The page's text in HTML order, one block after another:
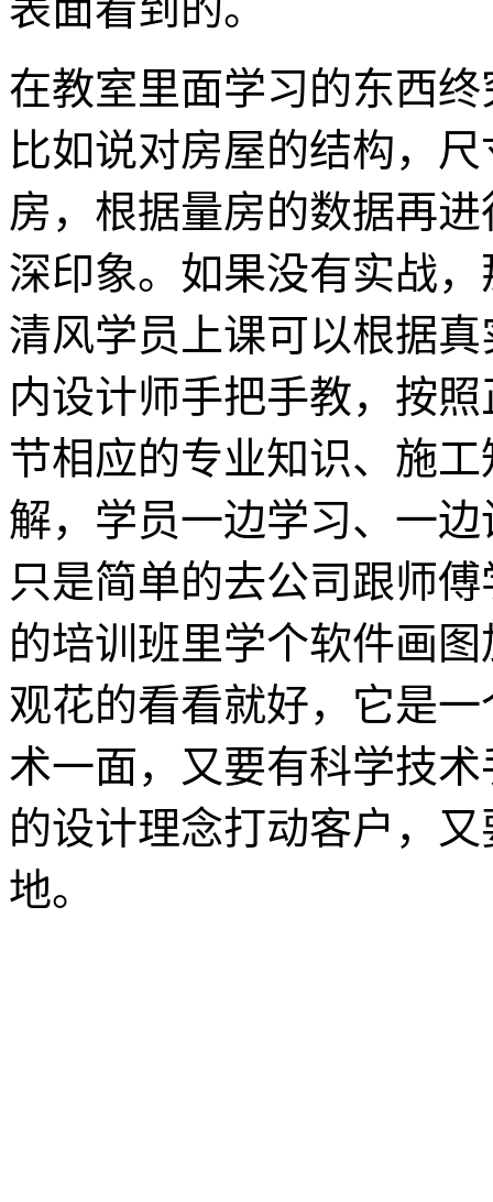
表面看到的。
在教室里面学习的东西
比如说对房屋的结构，
房，根据量房的数据再
深印象。如果没有实战
清风学员上课可以根据
内设计师手把手教，按
节相应的专业知识、施
解，学员一边学习、一
只是简单的去公司跟师
的培训班里学个软件画
观花的看看就好，它是
术一面，又要有科学技
的设计理念打动客户，
地。